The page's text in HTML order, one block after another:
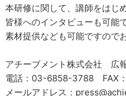
本研修に関して、講師をはじ
皆様へのインタビューも可能で
素材提供なども可能ですので
アチーブメント株式会社 広
電話：03-6858-3788 FAX
メールアドレス：